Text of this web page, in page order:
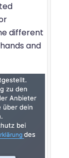
different
and
zu den
Anbieter
über dein
bei
des
zu den
Anbieter
über dein
bei
des